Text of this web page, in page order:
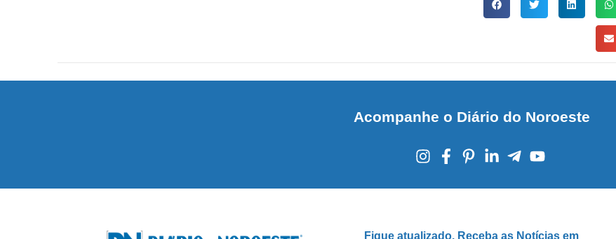
Acompanhe o Diário do Noroeste
Fique atualizado. Receba as Notícias em